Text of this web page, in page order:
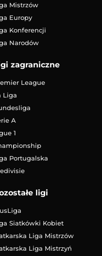
Mistrzów
Europy
Konferencji
Narodów
zagraniczne
League
Liga
A
1
Portugalska
ligi
Siatkówki Kobiet
Liga Mistrzów
Liga Mistrzyń